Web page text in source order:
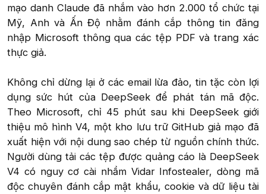
mạo danh Claude đã nhắm vào hơn 2.000 tổ chức tại
Mỹ, Anh và Ấn Độ nhằm đánh cắp thông tin đăng
nhập Microsoft thông qua các tệp PDF và trang xác
thực giả.
Không chỉ dừng lại ở các email lừa đảo, tin tặc còn lợi
dụng sức hút của DeepSeek để phát tán mã độc.
Theo Microsoft, chỉ 45 phút sau khi DeepSeek giới
thiệu mô hình V4, một kho lưu trữ GitHub giả mạo đã
xuất hiện với nội dung sao chép từ nguồn chính thức.
Người dùng tải các tệp được quảng cáo là DeepSeek
V4 có nguy cơ cài nhầm Vidar Infostealer, dòng mã
độc chuyên đánh cắp mật khẩu, cookie và dữ liệu tài